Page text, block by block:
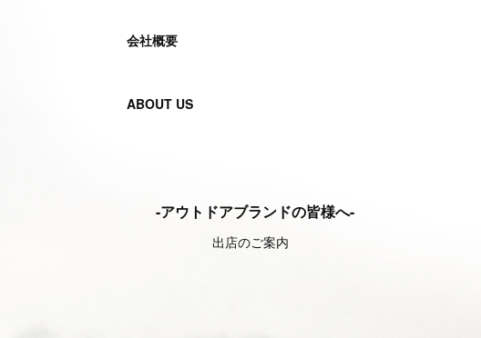
会社概要
ABOUT US
-アウトドアブランドの皆様へ-
出店のご案内